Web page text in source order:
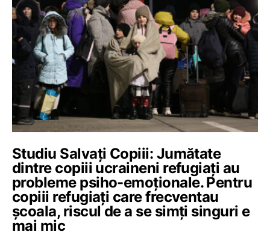
Studiu Salvați Copiii: Jumătate
dintre copiii ucraineni refugiați au
probleme psiho-emoționale. Pentru
copiii refugiați care frecventau
școala, riscul de a se simți singuri e
mai mic